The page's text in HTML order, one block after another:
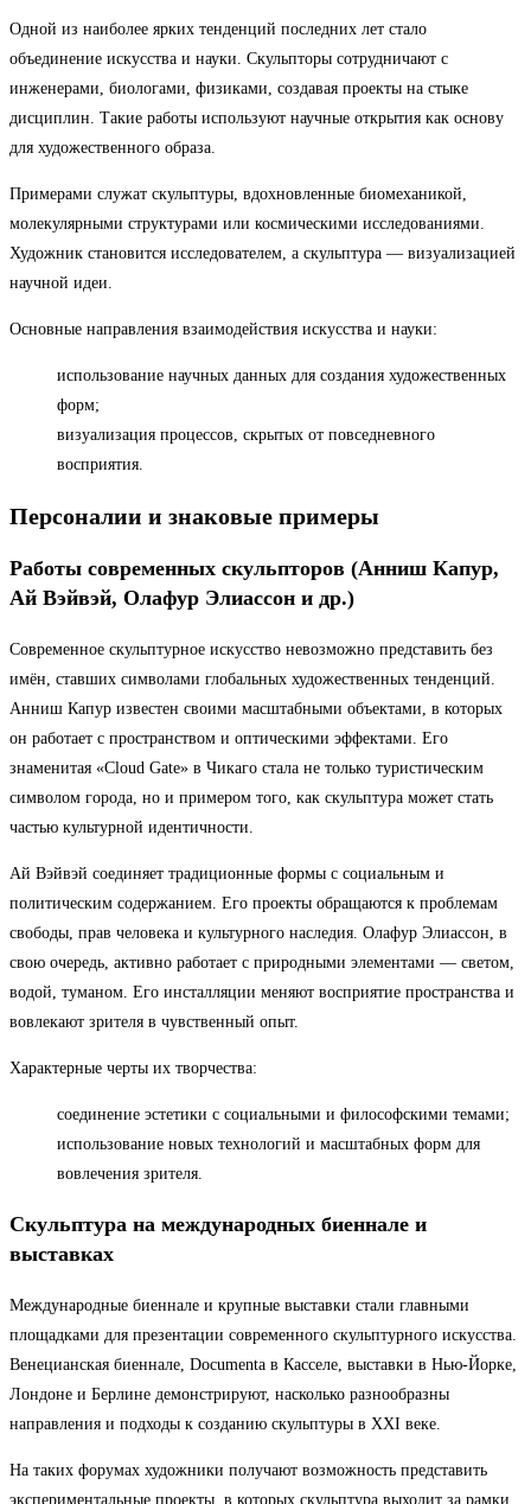
Одной из наиболее ярких тенденций последних лет стало
объединение искусства и науки. Скульпторы сотрудничают с
инженерами, биологами, физиками, создавая проекты на стыке
дисциплин. Такие работы используют научные открытия как основу
для художественного образа.
Примерами служат скульптуры, вдохновленные биомеханикой,
молекулярными структурами или космическими исследованиями.
Художник становится исследователем, а скульптура — визуализацией
научной идеи.
Основные направления взаимодействия искусства и науки:
использование научных данных для создания художественных
форм;
визуализация процессов, скрытых от повседневного
восприятия.
Персоналии и знаковые примеры
Работы современных скульпторов (Анниш Капур,
Ай Вэйвэй, Олафур Элиассон и др.)
Современное скульптурное искусство невозможно представить без
имён, ставших символами глобальных художественных тенденций.
Анниш Капур известен своими масштабными объектами, в которых
он работает с пространством и оптическими эффектами. Его
знаменитая «Cloud Gate» в Чикаго стала не только туристическим
символом города, но и примером того, как скульптура может стать
частью культурной идентичности.
Ай Вэйвэй соединяет традиционные формы с социальным и
политическим содержанием. Его проекты обращаются к проблемам
свободы, прав человека и культурного наследия. Олафур Элиассон, в
свою очередь, активно работает с природными элементами — светом,
водой, туманом. Его инсталляции меняют восприятие пространства и
вовлекают зрителя в чувственный опыт.
Характерные черты их творчества:
соединение эстетики с социальными и философскими темами;
использование новых технологий и масштабных форм для
вовлечения зрителя.
Скульптура на международных биеннале и
выставках
Международные биеннале и крупные выставки стали главными
площадками для презентации современного скульптурного искусства.
Венецианская биеннале, Documenta в Касселе, выставки в Нью-Йорке,
Лондоне и Берлине демонстрируют, насколько разнообразны
направления и подходы к созданию скульптуры в XXI веке.
На таких форумах художники получают возможность представить
экспериментальные проекты, в которых скульптура выходит за рамки